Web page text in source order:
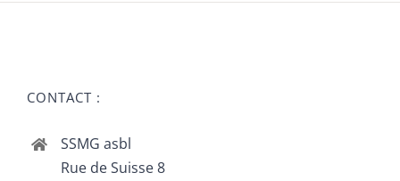
CONTACT :
SSMG asbl
Rue de Suisse 8